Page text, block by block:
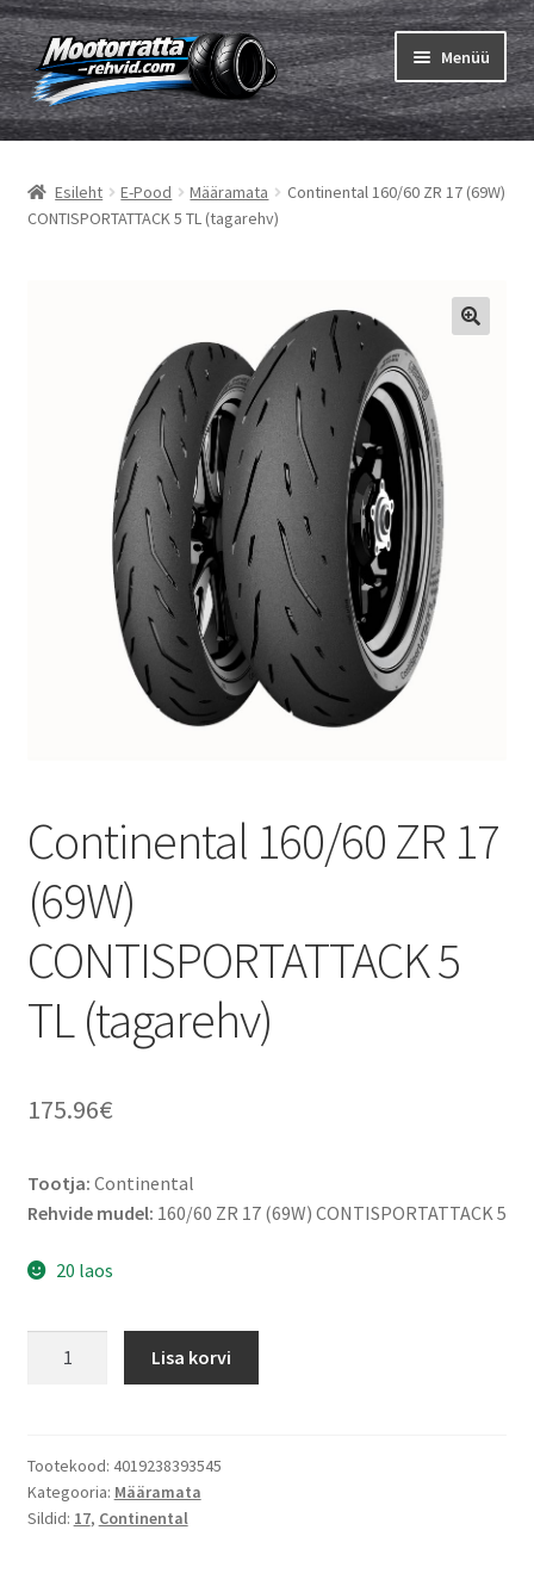
Liigu
navigeerimisele
Liigu
sisu
juurde
Menüü
Rehvid
Ava
Sisekumm
Ava
Ava
Esileht E-Pood Määramata
Continental 160/60 ZR 17 (69W)
CONTISPORTATTACK 5 TL (tagarehv)
Continental 160/60 ZR 17
(69W)
CONTISPORTATTACK 5
TL (tagarehv)
175.96€
Tootja: Continental
Rehvide mudel: 160/60 ZR 17 (69W) CONTISPORTATTACK 5
20 laos
(69W)
CONTISPORTATTACK
5
Lisa korvi
Tootekood: 4019238393545
Kategooria: Määramata
Sildid: 17, Continental